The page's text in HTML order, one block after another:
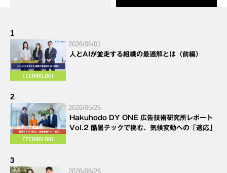
1
2026/06/01
人とAIが並走する組織の最適解とは（前編）
2
2026/05/25
Hakuhodo DY ONE 広告技術研究所レポート
Vol.2 酷暑テックで挑む、気候変動への「適応」
3
2026/06/26